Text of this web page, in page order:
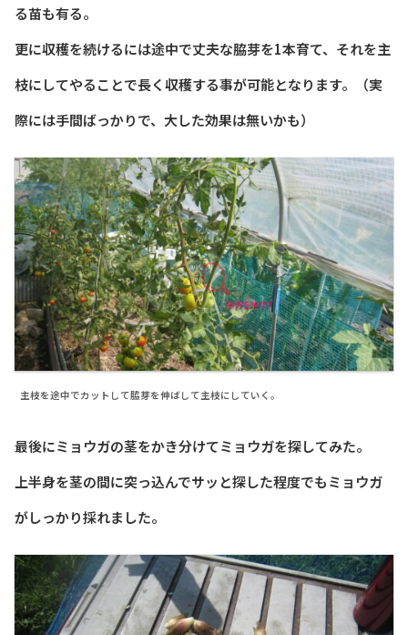
る苗も有る。
更に収穫を続けるには途中で丈夫な脇芽を1本育て、それを主
枝にしてやることで長く収穫する事が可能となります。（実
際には手間ばっかりで、大した効果は無いかも）
主枝を途中でカットして脇芽を伸ばして主枝にしていく。
最後にミョウガの茎をかき分けてミョウガを探してみた。
上半身を茎の間に突っ込んでサッと探した程度でもミョウガ
がしっかり採れました。